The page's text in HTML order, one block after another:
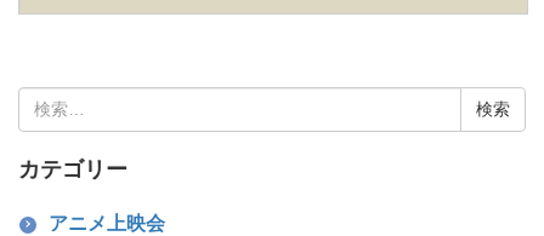
索:
カテゴリー
アニメ上映会